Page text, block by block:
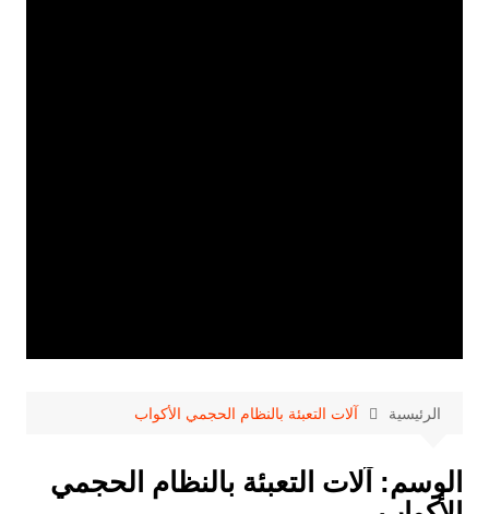
الرئيسية آلات التعبئة بالنظام الحجمي الأكواب
الوسم: آلات التعبئة بالنظام الحجمي